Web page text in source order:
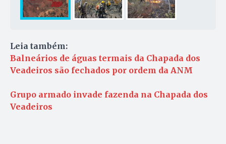
Leia também:
Balneários de águas termais da Chapada dos
Veadeiros são fechados por ordem da ANM
Grupo armado invade fazenda na Chapada dos
Veadeiros